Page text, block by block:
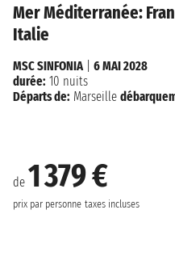
Mer Méditerranée:
Italie
de 1 379 €
prix par personne taxes incluses
MSC SINFONIA| 6 MAI 2028
durée: 10 nuits
Départs de: Marseille